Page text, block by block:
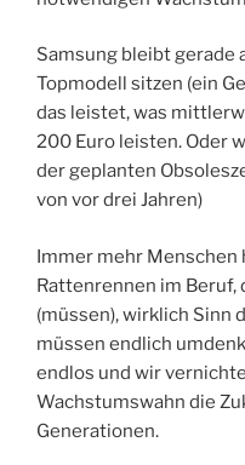
Samsung bleibt gerade
Topmodell sitzen (ein
das leistet, was
200 Euro leisten. Oder
der geplanten
von vor drei Jahren)
Immer mehr Menschen
Rattenrennen im Beruf,
(müssen), wirklich Sinn
müssen endlich
endlos und wir
Wachstumswahn die
Generationen.